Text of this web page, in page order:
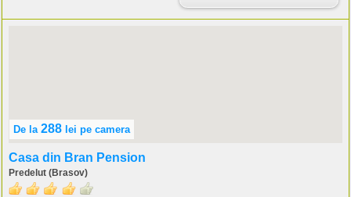
De la 288 lei pe camera
Casa din Bran Pension
Predelut (Brasov)